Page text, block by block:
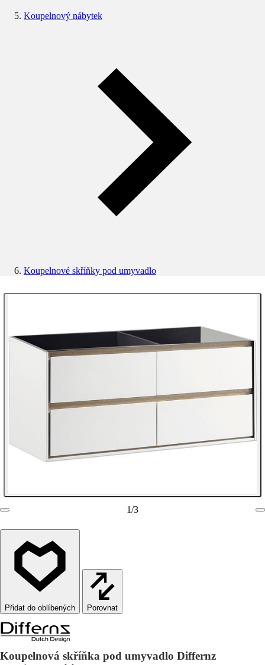
Koupelnový nábytek
Koupelnové skříňky pod umyvadlo
1/3
Porovnat
Koupelnová skříňka pod umyvadlo Differnz